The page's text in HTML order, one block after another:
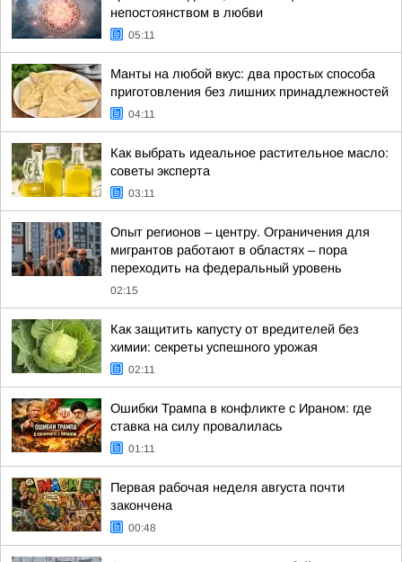
непостоянством в любви
05:11
Манты на любой вкус: два простых способа
приготовления без лишних принадлежностей
04:11
Как выбрать идеальное растительное масло:
советы эксперта
03:11
Опыт регионов – центру. Ограничения для
мигрантов работают в областях – пора
переходить на федеральный уровень
02:15
Как защитить капусту от вредителей без
химии: секреты успешного урожая
02:11
Ошибки Трампа в конфликте с Ираном: где
ставка на силу провалилась
01:11
Первая рабочая неделя августа почти
закончена
00:48